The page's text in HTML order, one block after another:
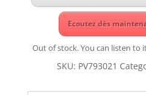
Ecoutez dès
Out of stock. You can listen to
SKU: PV793021